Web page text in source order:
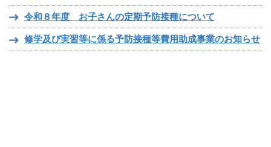
令和８年度 お子さんの定期予防接種について
修学及び実習等に係る予防接種等費用助成事業のお知らせ